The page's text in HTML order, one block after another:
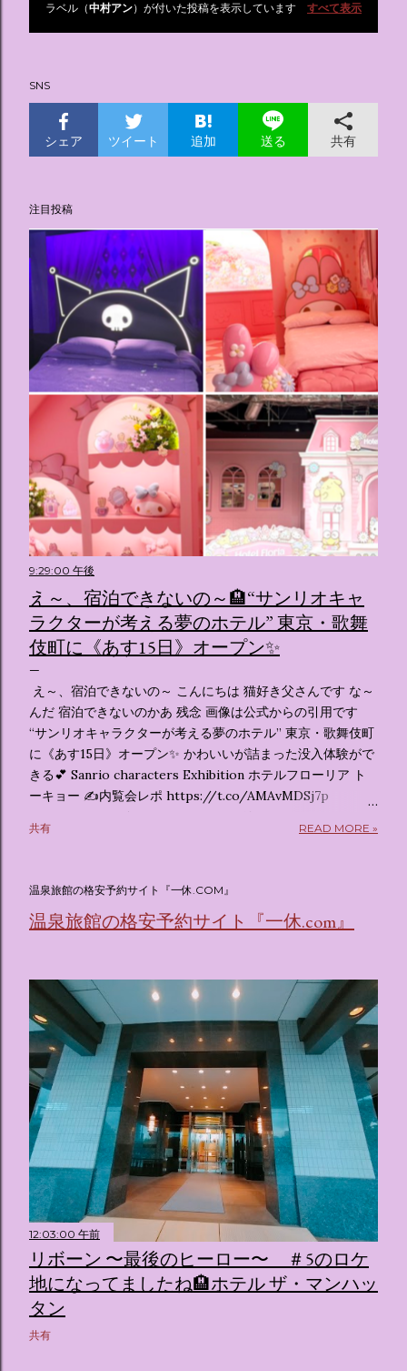
投ラベル（中村アン）が付いた投稿を表示しています すべて表示
SNS
シェア ツイート 追加 送る 共有
注目投稿
9:29:00 午後
え～、宿泊できないの～🏨“サンリオキャ
ラクターが考える夢のホテル” 東京・歌舞
伎町に《あす15日》オープン✨️
え～、宿泊できないの～ こんにちは 猫好き父さんです な～
んだ 宿泊できないのかあ 残念 画像は公式からの引用です
“サンリオキャラクターが考える夢のホテル” 東京・歌舞伎町
に《あす15日》オープン✨️ かわいいが詰まった没入体験がで
きる💕 Sanrio characters Exhibition ホテルフローリア ト
ーキョー ✍️内覧会レポ https://t.co/AMAvMDSj7p
pic.twitter.com/sKx7uXeXHW — オリコンニュース
(@oricon) July 14, 2026 ホテルフローリア トーキョー
はなく、2026年7月15日から東京・新宿でスタートする サン
リオキャラクターズの体験型・没入型展示イベント の名称で
陸となります。 まるで本当にラグジュアリーホテルにチェッ
クインしてルームツアーを楽しむような、特別な空間が演出
されています。その魅力をいくつかのかたまりに分けてご紹
介します。 🔑 1. コンセプトは「サンリオキャラが考える夢
のホテル」 デジタルメディア技術で世界的に知られるクリエ
イティブプロダクション「d'strict」が手掛けており、五感を
刺激する美しいデジタルアートとストーリー性の高い全11の
テーマブースで構成されています。 チェックインからスター
ト ：ピンクを基調とした華やかなエントランスロビーでルー
ムキーを受け取り、まるでホテルに滞在するかのような没入
感を味わいながら進んでいきます。ロビーではお花をまとっ
たポムポムプリンが出迎えてくれます。 幻想的な共有スペー
ス ：きらめく光に満ちたガーデンや、美しいボールルーム
（舞踏会）、さらには本物の砂を使ったピンク色の美しいビ
ーチ（ポチャッコの隣に座れるエリア）など、写真映え間違
いなしの空間が広がります。 🛌 2. 個性あふれる「9つの客室
（テーマルーム）」 イベントの目玉となるのが、サンリオの
人気キャラクターたちがそれぞれの“好き”や理想を詰め込ん
共有 READ MORE »
温泉旅館の格安予約サイト『一休.COM』
温泉旅館の格安予約サイト『一休.com』
12:03:00 午前
リボーン 〜最後のヒーロー〜 ＃5のロケ
地になってましたね🏨ホテル ザ・マンハッ
タン
共有